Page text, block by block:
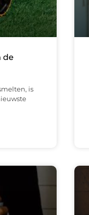
de
is